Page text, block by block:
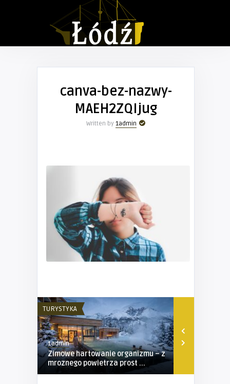
canva-bez-nazwy-
MAEH2ZQIjug
Written by 1admin
TURYSTYKA
1admin
Zimowe hartowanie organizmu – z
mroznego powietrza prost ...